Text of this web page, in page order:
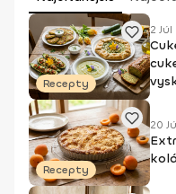
Recepty
2
Recepty
20